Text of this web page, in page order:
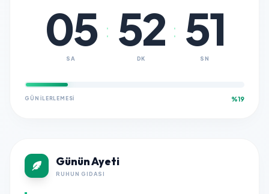
05
SA
: 52
DK
: 51
SN
GÜN İLERLEMESI %19
Günün Ayeti
RUHUN GIDASI